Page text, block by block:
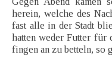
herein, welche des
fast alle in der Stadt
hatten weder Futter für
fingen an zu betteln, so